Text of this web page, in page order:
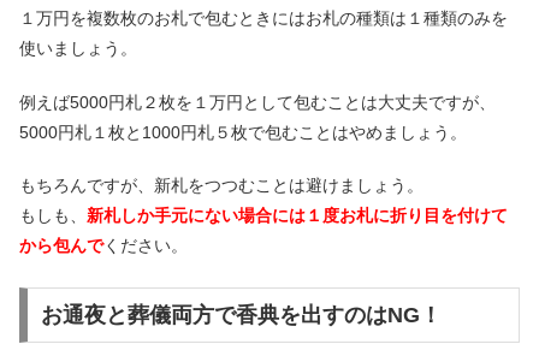
１万円を複数枚のお札で包むときにはお札の種類は１種類のみを
使いましょう。
例えば5000円札２枚を１万円として包むことは大丈夫ですが、
5000円札１枚と1000円札５枚で包むことはやめましょう。
もちろんですが、新札をつつむことは避けましょう。
もしも、 新札しか手元にない場合には１度お札に折り目を付けて
から包んでください。
お通夜と葬儀両方で香典を出すのはNG！